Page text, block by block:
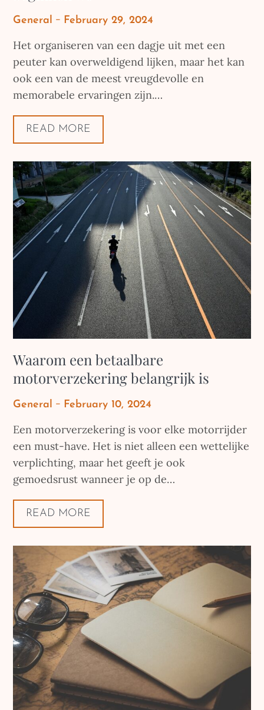
General
Posted
February 29, 2024
Het organiseren van een dagje uit met een
peuter kan overweldigend lijken, maar het kan
ook een van de meest vreugdevolle en
memorabele ervaringen zijn.…
READ MORE
Waarom een betaalbare
motorverzekering belangrijk is
General
Posted
February 10, 2024
Een motorverzekering is voor elke motorrijder
een must-have. Het is niet alleen een wettelijke
verplichting, maar het geeft je ook
gemoedsrust wanneer je op de…
READ MORE